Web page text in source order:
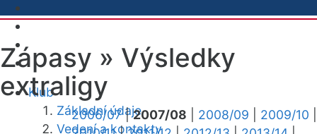
Klub
Základní údaje
Vedení a kontakty
Zápasy » Výsledky
extraligy
2006/07|2007/08 2008/09 2009/10